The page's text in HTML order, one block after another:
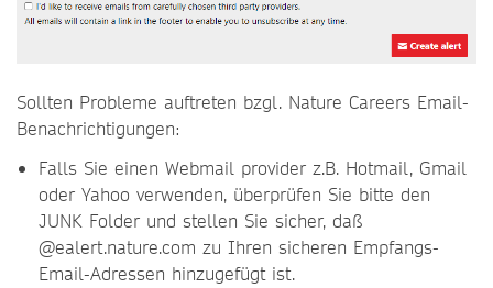
Sollten Probleme auftreten bzgl. Nature Careers Email-
Benachrichtigungen:
Falls Sie einen Webmail provider z.B. Hotmail, Gmail
oder Yahoo verwenden, überprüfen Sie bitte den
JUNK Folder und stellen Sie sicher, daß
@ealert.nature.com zu Ihren sicheren Empfangs-
Email-Adressen hinzugefügt ist.